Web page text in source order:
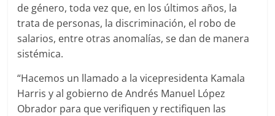
de género, toda vez que, en los últimos años, la
trata de personas, la discriminación, el robo de
salarios, entre otras anomalías, se dan de manera
sistémica.
“Hacemos un llamado a la vicepresidenta Kamala
Harris y al gobierno de Andrés Manuel López
Obrador para que verifiquen y rectifiquen las